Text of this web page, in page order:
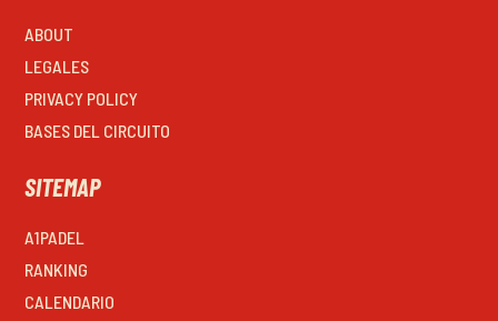
ABOUT
LEGALES
PRIVACY POLICY
BASES DEL CIRCUITO
SITEMAP
A1PADEL
RANKING
CALENDARIO